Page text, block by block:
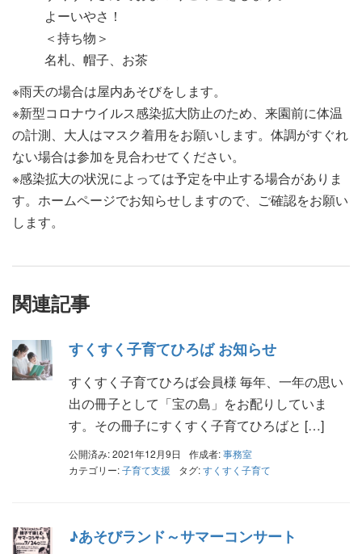
よーいやさ！
＜持ち物＞
名札、帽子、お茶
※雨天の場合は屋内あそびをします。
※新型コロナウイルス感染拡大防止のため、来園前に体温
の計測、大人はマスク着用をお願いします。体調がすぐれ
ない場合は参加を見合わせてください。
※感染拡大の状況によっては予定を中止する場合がありま
す。ホームページでお知らせしますので、ご確認をお願い
します。
関連記事
すくすく子育てひろば お知らせ
すくすく子育てひろば会員様 毎年、一年の思い
出の冊子として「宝の島」をお配りしていま
す。その冊子にすくすく子育てひろばと […]
公開済み: 2021年12月9日 作成者:事務室
カテゴリー:子育て支援 タグ:すくすく子育て
♪あそびランド～サマーコンサート